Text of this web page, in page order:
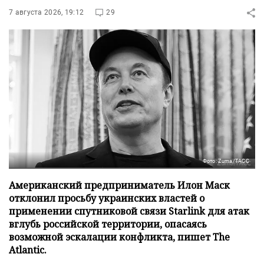
7 августа 2026, 19:12 29
Фото: Zuma/ТАСС
Американский предприниматель Илон Маск
отклонил просьбу украинских властей о
применении спутниковой связи Starlink для атак
вглубь российской территории, опасаясь
возможной эскалации конфликта, пишет The
Atlantic.